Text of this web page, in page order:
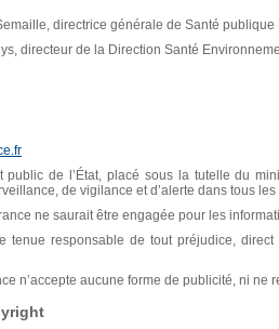
directrice générale de Santé publique
directeur de la Direction Santé
public de l’État, placé sous la tutelle du
de vigilance et d’alerte dans tous
ne saurait être engagée pour les
tenue responsable de tout préjudice,
n’accepte aucune forme de publicité, ni ne